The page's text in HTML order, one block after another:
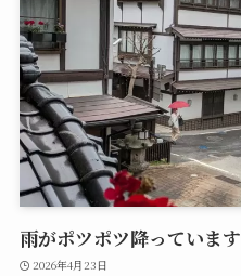
雨がポツポツ降っています
2026年4月23日